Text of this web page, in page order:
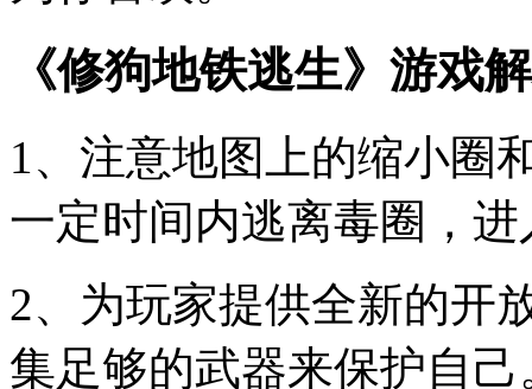
《修狗地铁逃生》游戏
1、注意地图上的缩小圈
一定时间内逃离毒圈，
2、为玩家提供全新的开
集足够的武器来保护自己